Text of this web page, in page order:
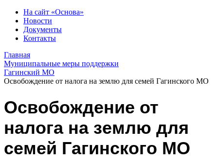
На сайт «Основа»
Новости
Документы
Контакты
Главная
Муниципальные меры поддержки
Гагинский МО
Освобождение от налога на землю для семей Гагинского МО
Освобождение от
налога на землю для
семей Гагинского МО